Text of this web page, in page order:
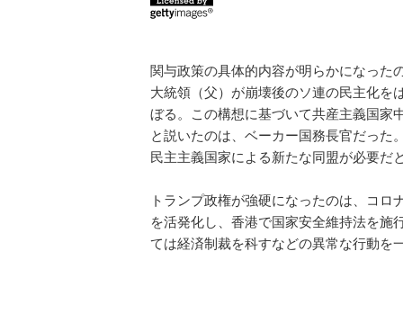
関与政策の具体的内容が明らかになった
大統領（父）が崩壊後のソ連の民主化を
ぼる。この構想に基づいて共産主義国家
と説いたのは、ベーカー国務長官だった
民主主義国家による新たな同盟が必要だ
トランプ政権が強硬になったのは、コ
を活発化し、香港で国家安全維持法を施
ては経済制裁を科すなどの異常な行動を